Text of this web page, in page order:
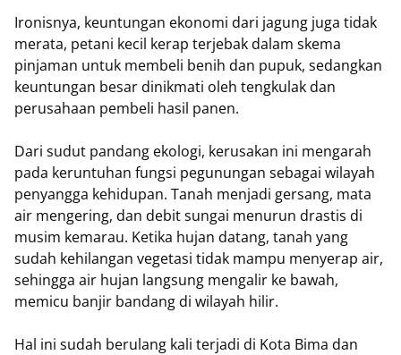
Ironisnya, keuntungan ekonomi dari jagung juga tidak
merata, petani kecil kerap terjebak dalam skema
pinjaman untuk membeli benih dan pupuk, sedangkan
keuntungan besar dinikmati oleh tengkulak dan
perusahaan pembeli hasil panen.
Dari sudut pandang ekologi, kerusakan ini mengarah
pada keruntuhan fungsi pegunungan sebagai wilayah
penyangga kehidupan. Tanah menjadi gersang, mata
air mengering, dan debit sungai menurun drastis di
musim kemarau. Ketika hujan datang, tanah yang
sudah kehilangan vegetasi tidak mampu menyerap air,
sehingga air hujan langsung mengalir ke bawah,
memicu banjir bandang di wilayah hilir.
Hal ini sudah berulang kali terjadi di Kota Bima dan